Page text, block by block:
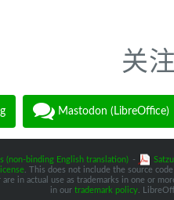
关
Mastodon (LibreOffice)
(non-binding English translation) -
. This does not include the source
in actual use as trademarks in one or
in our trademark policy.